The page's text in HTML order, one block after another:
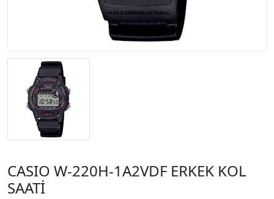
CASIO W-220H-1A2VDF ERKEK KOL
SAATİ